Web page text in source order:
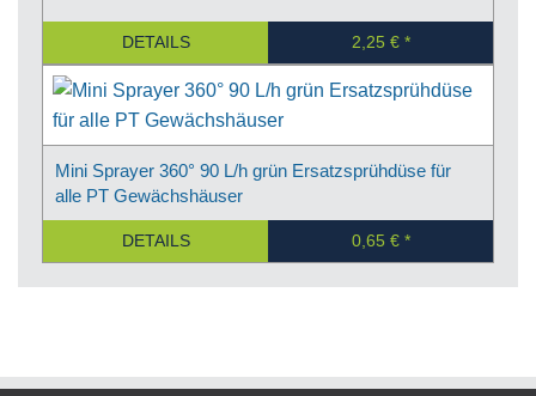
DETAILS 2,25 €
Mini Sprayer 360° 90 L/h grün Ersatzsprühdüse für
alle PT Gewächshäuser
DETAILS 0,65 €